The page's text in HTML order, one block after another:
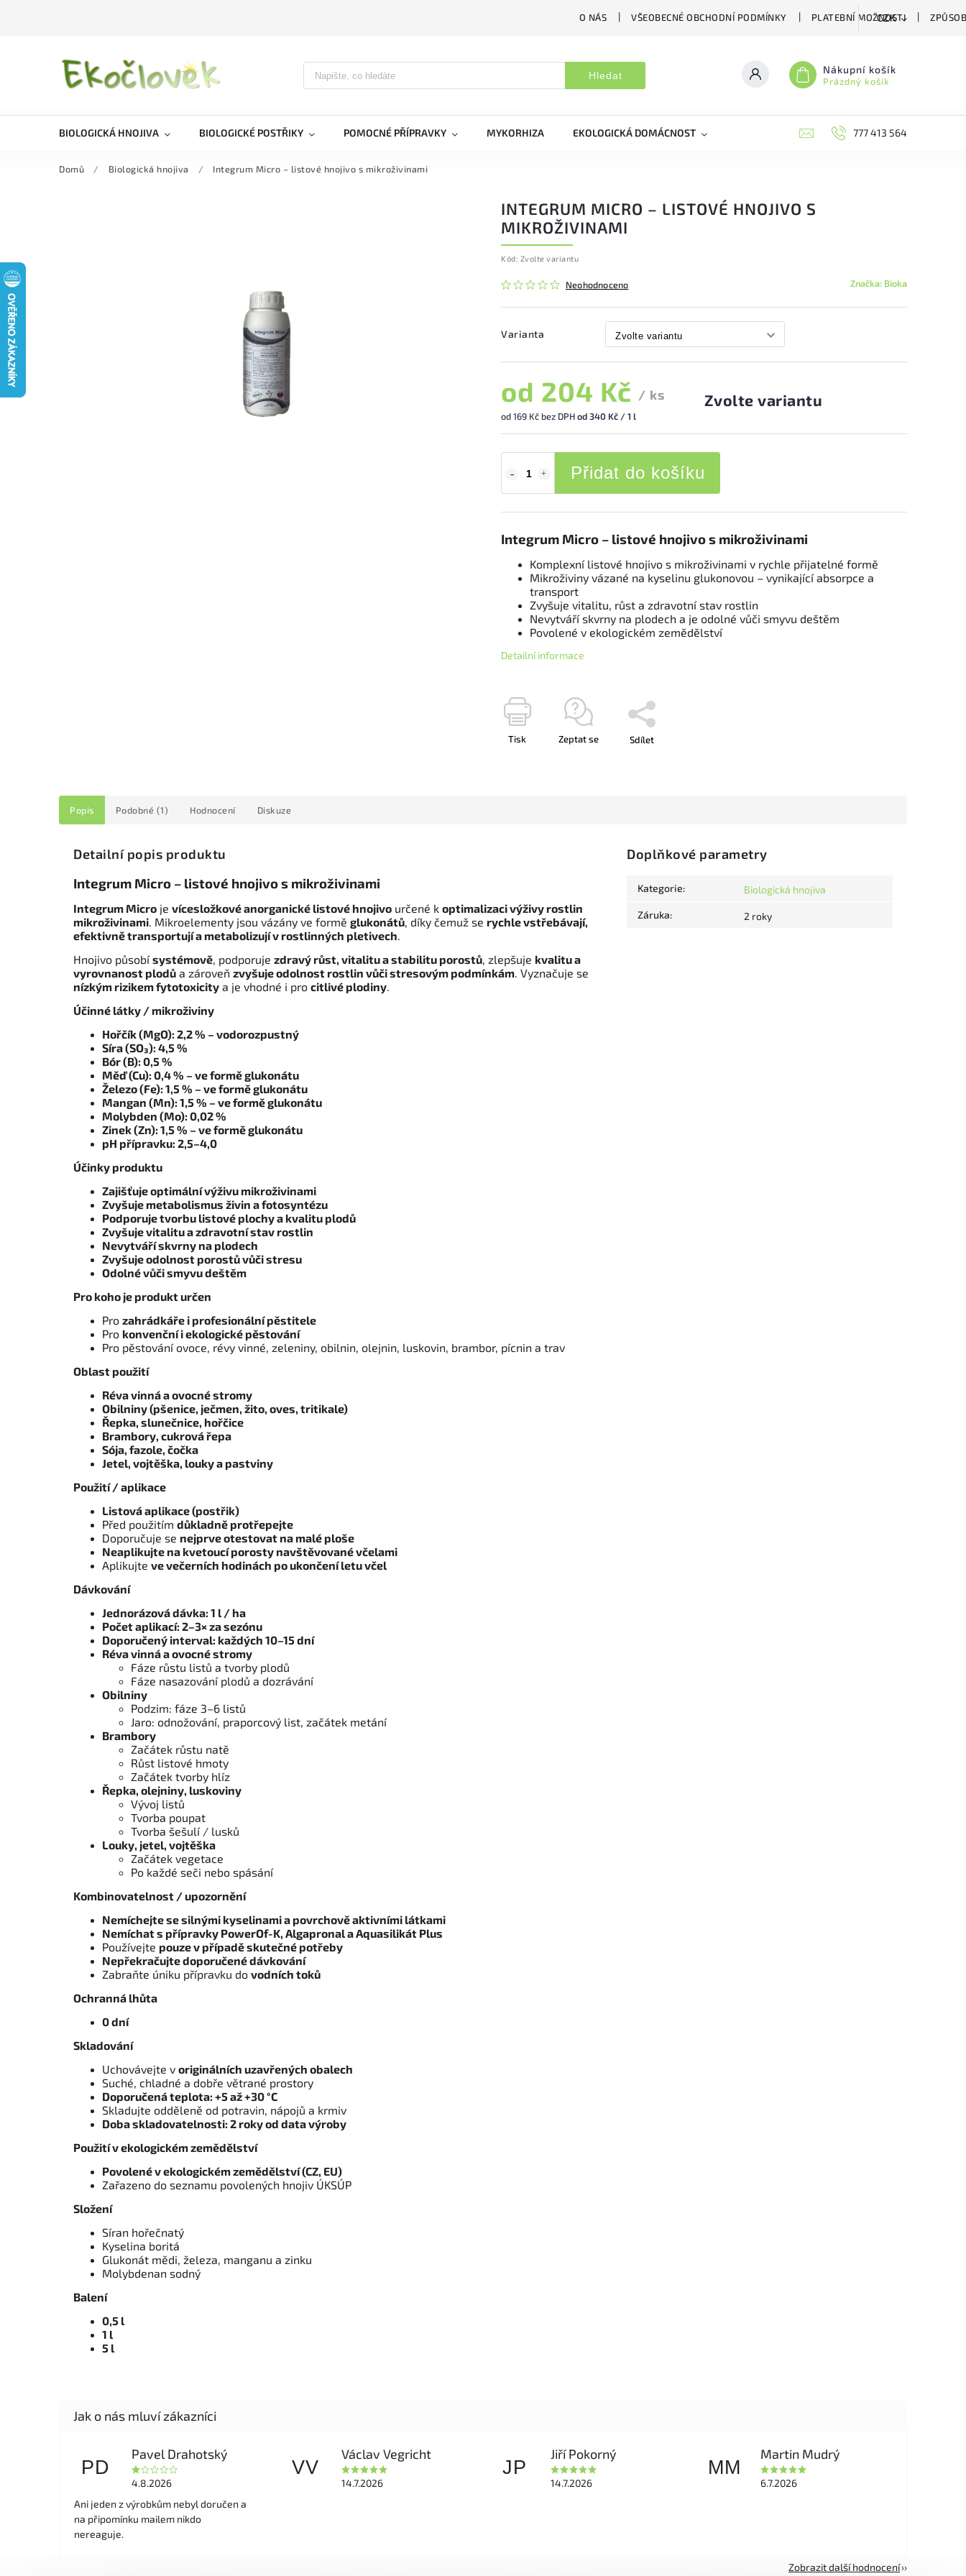
O NÁS VŠEOBECNÉ OBCHODNÍ PODMÍNKY PLATEBNÍ MOŽNOSTI
CZK
Hledat Nákupní košík
Prázdný košík
BIOLOGICKÁ HNOJIVA BIOLOGICKÉ POSTŘIKY POMOCNÉ PŘÍPRAVKY MYKORHIZA EKOLOGICKÁ DOMÁCNOST BIOAGENS777 413 564
Domů / Biologická hnojiva / Integrum Micro – listové hnojivo s mikroživinami
INTEGRUM MICRO – LISTOVÉ HNOJIVO S
MIKROŽIVINAMI
Kód: Zvolte variantu
Neohodnoceno Značka: Bioka
Varianta
od 204 Kč / ks
od169 Kč bez DPHod 340 Kč / 1 l
Zvolte variantu
Přidat do košíku
Integrum Micro – listové hnojivo s mikroživinami
Komplexní listové hnojivo s mikroživinami v rychle přijatelné formě
Mikroživiny vázané na kyselinu glukonovou – vynikající absorpce a
transport
Zvyšuje vitalitu, růst a zdravotní stav rostlin
Nevytváří skvrny na plodech a je odolné vůči smyvu deštěm
Povolené v ekologickém zemědělství
Detailní informace
Tisk Zeptat se Sdílet
Popis Podobné (1) Hodnocení Diskuze
Detailní popis produktu
Integrum Micro – listové hnojivo s mikroživinami
Integrum Micro je vícesložkové anorganické listové hnojivo určené k optimalizaci výživy rostlin
mikroživinami. Mikroelementy jsou vázány ve formě glukonátů, díky čemuž se rychle vstřebávají,
efektivně transportují a metabolizují v rostlinných pletivech.
Hnojivo působísystémově, podporuje zdravý růst, vitalitu a stabilitu porostů, zlepšuje kvalitu a
vyrovnanost plodů a zároveň zvyšuje odolnost rostlin vůči stresovým podmínkám. Vyznačuje se
nízkým rizikem fytotoxicity a je vhodné i pro citlivé plodiny.
Účinné látky / mikroživiny
Hořčík (MgO): 2,2 % – vodorozpustný
Síra (SO₃): 4,5 %
Bór (B): 0,5 %
Měď (Cu): 0,4 % – ve formě glukonátu
Železo (Fe): 1,5 % – ve formě glukonátu
Mangan (Mn): 1,5 % – ve formě glukonátu
Molybden (Mo): 0,02 %
Zinek (Zn): 1,5 % – ve formě glukonátu
pH přípravku: 2,5–4,0
Účinky produktu
Zajišťuje optimální výživu mikroživinami
Zvyšuje metabolismus živin a fotosyntézu
Podporuje tvorbu listové plochy a kvalitu plodů
Zvyšuje vitalitu a zdravotní stav rostlin
Nevytváří skvrny na plodech
Zvyšuje odolnost porostů vůči stresu
Odolné vůči smyvu deštěm
Pro koho je produkt určen
Pro zahrádkáře i profesionální pěstitele
Pro konvenční i ekologické pěstování
Pro pěstování ovoce, révy vinné, zeleniny, obilnin, olejnin, luskovin, brambor, pícnin a trav
Oblast použití
Réva vinná a ovocné stromy
Obilniny (pšenice, ječmen, žito, oves, tritikale)
Řepka, slunečnice, hořčice
Brambory, cukrová řepa
Sója, fazole, čočka
Jetel, vojtěška, louky a pastviny
Použití / aplikace
Listová aplikace (postřik)
Před použitím důkladně protřepejte
Doporučuje se nejprve otestovat na malé ploše
Neaplikujte na kvetoucí porosty navštěvované včelami
Aplikujte ve večerních hodinách po ukončení letu včel
Dávkování
Jednorázová dávka: 1 l / ha
Počet aplikací: 2–3× za sezónu
Doporučený interval: každých 10–15 dní
Réva vinná a ovocné stromy
Fáze růstu listů a tvorby plodů
Fáze nasazování plodů a dozrávání
Obilniny
Podzim: fáze 3–6 listů
Jaro: odnožování, praporcový list, začátek metání
Brambory
Začátek růstu natě
Růst listové hmoty
Začátek tvorby hlíz
Řepka, olejniny, luskoviny
Vývoj listů
Tvorba poupat
Tvorba šešulí / lusků
Louky, jetel, vojtěška
Začátek vegetace
Po každé seči nebo spásání
Kombinovatelnost / upozornění
Nemíchejte se silnými kyselinami a povrchově aktivními látkami
Nemíchat s přípravky PowerOf-K, Algapronal a Aquasilikát Plus
Používejte pouze v případě skutečné potřeby
Nepřekračujte doporučené dávkování
Zabraňte úniku přípravku do vodních toků
Ochranná lhůta
0 dní
Skladování
Uchovávejte v originálních uzavřených obalech
Suché, chladné a dobře větrané prostory
Doporučená teplota: +5 až +30 °C
Skladujte odděleně od potravin, nápojů a krmiv
Doba skladovatelnosti: 2 roky od data výroby
Použití v ekologickém zemědělství
Povolené v ekologickém zemědělství (CZ, EU)
Zařazeno do seznamu povolených hnojiv ÚKSÚP
Složení
Síran hořečnatý
Kyselina boritá
Glukonát mědi, železa, manganu a zinku
Molybdenan sodný
Balení
0,5 l
1 l
5 l
Doplňkové parametry
Kategorie: Biologická hnojiva
Záruka: 2 roky
PD
Pavel Drahotský
4.8.2026
Ani jeden z výrobkům nebyl doručen a
na připomínku mailem nikdo
nereaguje.
VV
Václav Vegricht
14.7.2026
JP
Jiří Pokorný
14.7.2026
MM
Martin Mudrý
6.7.2026
Zobrazit další hodnocení